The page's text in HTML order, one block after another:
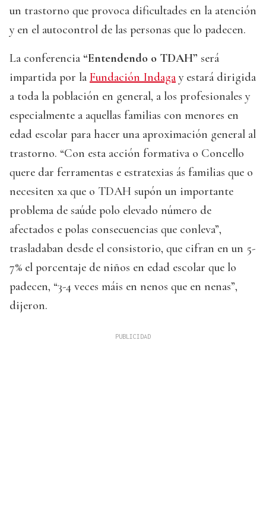
un trastorno que provoca dificultades en la atención
y en el autocontrol de las personas que lo padecen.
La conferencia “Entendendo o TDAH” será
impartida por la Fundación Indaga y estará dirigida
a toda la población en general, a los profesionales y
especialmente a aquellas familias con menores en
edad escolar para hacer una aproximación general al
trastorno. “Con esta acción formativa o Concello
quere dar ferramentas e estratexias ás familias que o
necesiten xa que o TDAH supón un importante
problema de saúde polo elevado número de
afectados e polas consecuencias que conleva”,
trasladaban desde el consistorio, que cifran en un 5-
7% el porcentaje de niños en edad escolar que lo
padecen, “3-4 veces máis en nenos que en nenas”,
dijeron.